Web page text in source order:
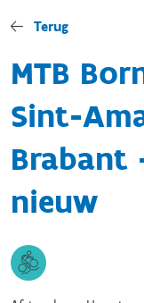
Terug
MTB
Sint-
Brabant
nieuw